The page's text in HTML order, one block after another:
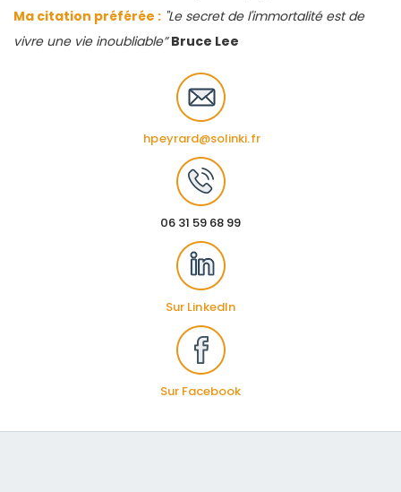
Ma citation préférée : "Le secret de l'immortalité est de
vivre une vie inoubliable”Bruce Lee
hpeyrard@solinki.fr
06 31 59 68 99
Sur LinkedIn
Sur Facebook